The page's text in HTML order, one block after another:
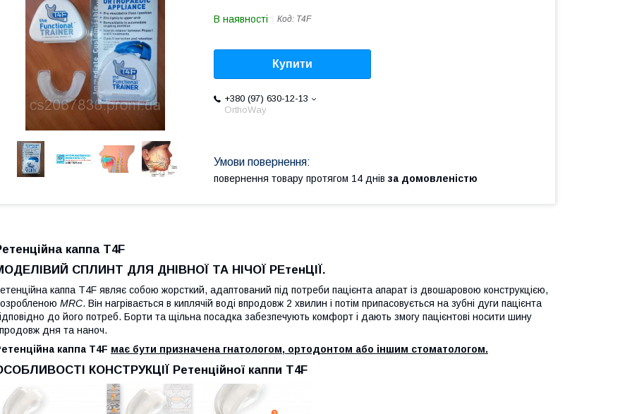
В наявності Код: T4F
Купити
+380 (97) 630-12-13
OrthoWay
повернення товару протягом 14 днів за домовленістю
каппа Т4F
СПЛИНТ ДЛЯ ДНІВНОЇ ТА НІЧОЇ РЕтенЦІЇ.
каппа Т4F являє собою жорсткий, адаптований під потреби пацієнта апарат із двошаровою конструкцією,
MRC. Він нагрівається в киплячій воді впродовж 2 хвилин і потім припасовується на зубні дуги пацієнта
до його потреб. Борти та щільна посадка забезпечують комфорт і дають змогу пацієнтові носити шину
дня та наноч.
каппа Т4F має бути призначена гнатологом, ортодонтом або іншим стоматологом.
КОНСТРУКЦІЇ Ретенційної каппи Т4F